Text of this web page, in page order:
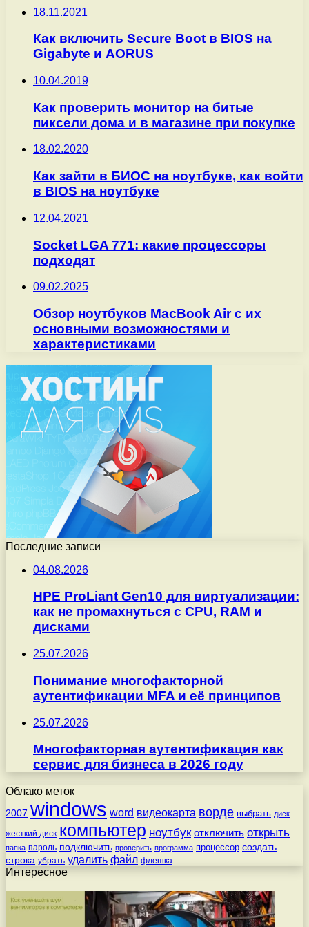
18.11.2021
Как включить Secure Boot в BIOS на
Gigabyte и AORUS
10.04.2019
Как проверить монитор на битые
пиксели дома и в магазине при покупке
18.02.2020
Как зайти в БИОС на ноутбуке, как войти
в BIOS на ноутбуке
12.04.2021
Socket LGA 771: какие процессоры
подходят
09.02.2025
Обзор ноутбуков MacBook Air с их
основными возможностями и
характеристиками
Последние записи
04.08.2026
HPE ProLiant Gen10 для виртуализации:
как не промахнуться с CPU, RAM и
дисками
25.07.2026
Понимание многофакторной
аутентификации MFA и её принципов
25.07.2026
Многофакторная аутентификация как
сервис для бизнеса в 2026 году
Облако меток
2007 windows word видеокарта ворде выбрать диск
жесткий диск компьютер ноутбук отключить открыть
папка пароль подключить проверить программа процессор создать
строка убрать удалить файл флешка
Интересное